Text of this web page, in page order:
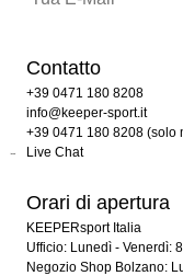
Contatto
+39 0471 180 8208
info@keeper-sport.it
+39 0471 180 8208 (solo
Live Chat
Orari di apertura
KEEPERsport Italia
Ufficio: Lunedì - Venerdì:
Negozio Shop Bolzano: